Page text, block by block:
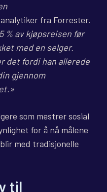
fra Forrester.
% av kjøpsreisen før
med en selger.
det fordi han allerede
gjennom
som mestrer sosial
for å nå målene
med tradisjonelle
til